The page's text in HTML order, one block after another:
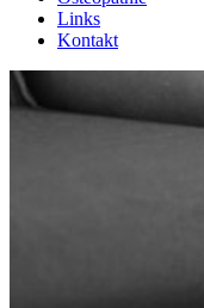
Links
Kontakt